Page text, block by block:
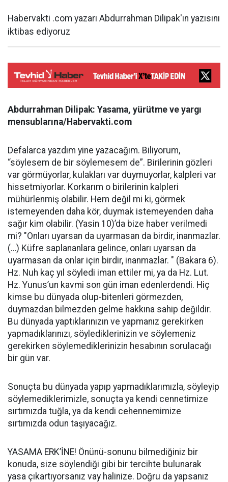
Habervakti .com yazarı Abdurrahman Dilipak'ın yazısını
iktibas ediyoruz
Abdurrahman Dilipak: Yasama, yürütme ve yargı
mensublarına/Habervakti.com
Defalarca yazdım yine yazacağım. Biliyorum,
“söylesem de bir söylemesem de”. Birilerinin gözleri
var görmüyorlar, kulakları var duymuyorlar, kalpleri var
hissetmiyorlar. Korkarım o birilerinin kalpleri
mühürlenmiş olabilir. Hem değil mi ki, görmek
istemeyenden daha kör, duymak istemeyenden daha
sağır kim olabilir. (Yasin 10)’da bize haber verilmedi
mi? "Onları uyarsan da uyarmasan da birdir, inanmazlar.
(…) Küfre saplananlara gelince, onları uyarsan da
uyarmasan da onlar için birdir, inanmazlar. " (Bakara 6).
Hz. Nuh kaç yıl söyledi iman ettiler mi, ya da Hz. Lut.
Hz. Yunus’un kavmi son gün iman edenlerdendi. Hiç
kimse bu dünyada olup-bitenleri görmezden,
duymazdan bilmezden gelme hakkına sahip değildir.
Bu dünyada yaptıklarınızın ve yapmanız gerekirken
yapmadıklarınızı, söylediklerinizin ve söylemeniz
gerekirken söylemediklerinizin hesabının sorulacağı
bir gün var.
Sonuçta bu dünyada yapıp yapmadıklarımızla, söyleyip
söylemediklerimizle, sonuçta ya kendi cennetimize
sırtımızda tuğla, ya da kendi cehennemimize
sırtımızda odun taşıyacağız.
YASAMA ERK’İNE! Önünü-sonunu bilmediğiniz bir
konuda, size söylendiği gibi bir tercihte bulunarak
yasa çıkartıyorsanız vay halinize. Doğru da yapsanız